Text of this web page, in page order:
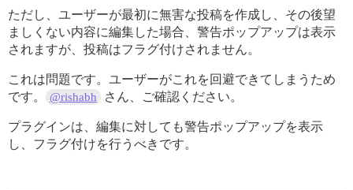
ただし、ユーザーが最初に無害な投稿を作成し、その後望
ましくない内容に編集した場合、警告ポップアップは表示
されますが、投稿はフラグ付けされません。
これは問題です。ユーザーがこれを回避できてしまうため
です。
@rishabh さん、ご確認ください。
プラグインは、編集に対しても警告ポップアップを表示
し、フラグ付けを行うべきです。